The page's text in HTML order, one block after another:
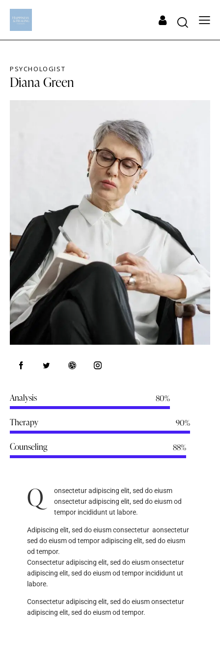
PSYCHOLOGIST
Diana Green
Analysis 80%
Therapy 90%
Counseling 88%
Q
onsectetur adipiscing elit, sed do eiusm
onsectetur adipiscing elit, sed do eiusm od
tempor incididunt ut labore.
Adipiscing elit, sed do eiusm consectetur aonsectetur
sed do eiusm od tempor adipiscing elit, sed do eiusm
od tempor.
Consectetur adipiscing elit, sed do eiusm onsectetur
adipiscing elit, sed do eiusm od tempor incididunt ut
labore.
Consectetur adipiscing elit, sed do eiusm onsectetur
adipiscing elit, sed do eiusm od tempor.